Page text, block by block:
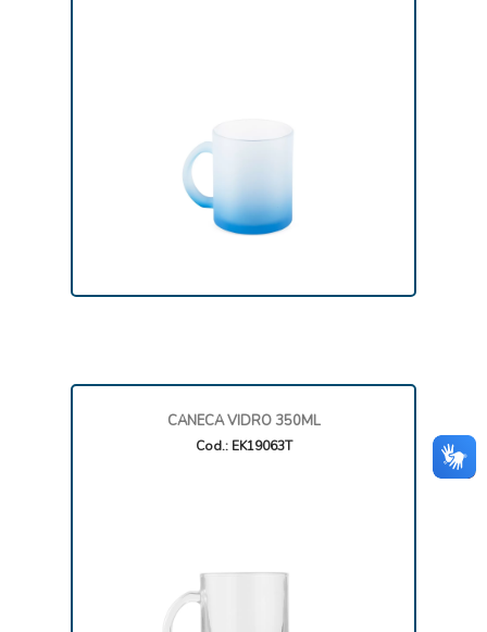
CANECA VIDRO 350ML
Cod.: EK19063T